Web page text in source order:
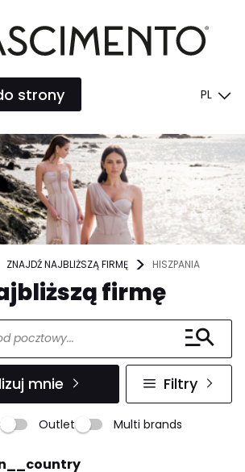
strony PL
ZNAJDŹ NAJBLIŻSZĄ FIRMĘ HISZPANIA
firmę
mnie Filtry
Outlet Multi brands